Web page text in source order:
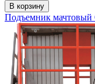
В корзину
Подъемник мачтовый